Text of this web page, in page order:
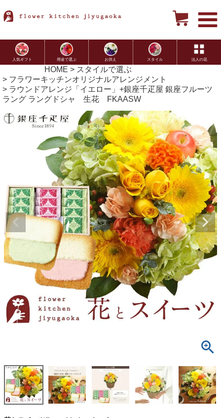
人気ギフト 用途で選ぶ お供え スタイル 法人の花
HOME
スタイルで選ぶ
フラワーキッチンオリジナルアレンジメント
ラウンドアレンジ「イエロー」+銀座千疋屋 銀座フルーツ
ラング ラングドシャ 生花 FKAASW